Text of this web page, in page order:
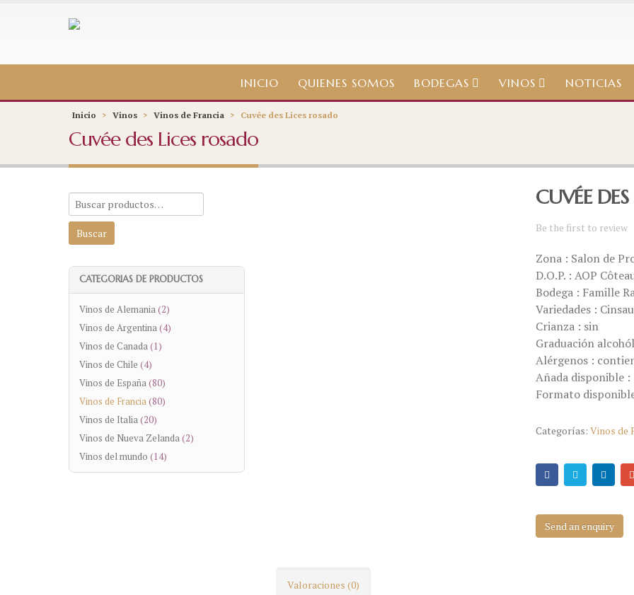
INICIO QUIENES SOMOS BODEGAS VINOS NOTICIAS
Inicio > Vinos > Vinos de Francia > Cuvée des Lices rosado
Cuvée des Lices rosado
CUVÉE
Be the first to review
Zona : Salon de
D.O.P. : AOP
Bodega : Famille
Variedades :
Crianza : sin
Graduación
Alérgenos :
Añada disponible :
Formato
Categorías:Vinos de
Send an enquiry
Valoraciones (0)
CATEGORIAS DE PRODUCTOS
Vinos de Alemania(2)
Vinos de Argentina(4)
Vinos de Canada(1)
Vinos de Chile (4)
Vinos de España(80)
Vinos de Francia(80)
Vinos de Italia(20)
Vinos de Nueva Zelanda(2)
Vinos del mundo (14)